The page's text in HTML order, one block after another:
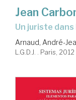
Jean
un juriste
Arnaud, André-
L.G.D.J. . Paris, 2012